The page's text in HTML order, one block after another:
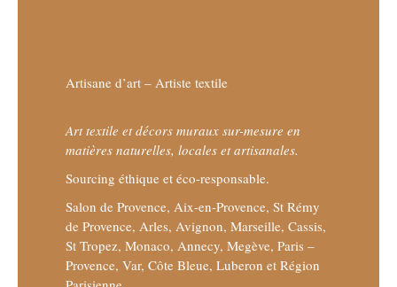
Artisane d’art – Artiste textile
Art textile et décors muraux sur-mesure en
matières naturelles, locales et artisanales.
Sourcing éthique et éco-responsable.
Salon de Provence, Aix-en-Provence, St Rémy
de Provence, Arles, Avignon, Marseille, Cassis,
St Tropez, Monaco, Annecy, Megève, Paris –
Provence, Var, Côte Bleue, Luberon et Région